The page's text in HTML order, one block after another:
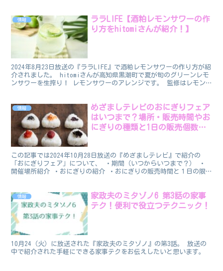
情報
ララLIFE【酒粕レモンサワーの作
り方をhitomiさんが紹介！】
2024年8月23日放送の『ララLIFE』で酒粕レモンサワーの作り方が紹
介されました。 hitomiさんが高知県黒潮町で夏が旬のグリーンレモ
ンサワーを生搾り！ レモンサワーのアレンジです。 監修はレモン
情報
めざましテレビのおにぎりフェア
はいつまで？場所・販売時間やお
にぎりの種類と1日の販売個数を
この記事では2024年10月28日放送の『めざましテレビ』で紹介の
「おにぎりフェア」について、 ・期間（いつからいつまで？） ・
開催場所紹介 ・おにぎりの紹介 ・おにぎりの販売時間と１日の限
情報
家政夫のミタゾノ6 第3話の家事
テク！便利で役立つテクニック！
10月24（火）に放送された『家政夫のミタゾノ』の第3話。 放送の
中で紹介された手軽にできる家事テクをお伝えしたいと思います。